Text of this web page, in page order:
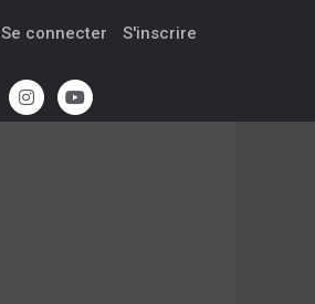
Se connecter S'inscrire